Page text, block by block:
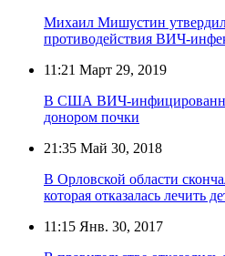
Михаил Мишустин утвердил
противодействия ВИЧ-
11:21 Март 29, 2019
В США ВИЧ-
донором почки
21:35 Май 30, 2018
В Орловской области
которая отказалась лечить
11:15 Янв. 30, 2017